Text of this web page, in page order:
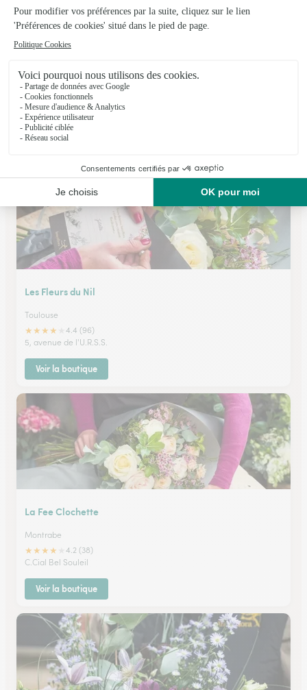
La Maison Fleurs
Toulouse
★★★★★4.8 (81)
89 route de Narbonne
Les Fleurs du Nil
Toulouse
★★★★
4.4 (96)
5, avenue de l'U.R.S.S.
Voir la boutique
La Fee Clochette
Montrabe
★★★★
4.2 (38)
C.Cial Bel Souleil
Voir la boutique